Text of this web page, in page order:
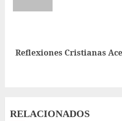
Siguiente
Reflexiones Cristianas
RELACIONADOS